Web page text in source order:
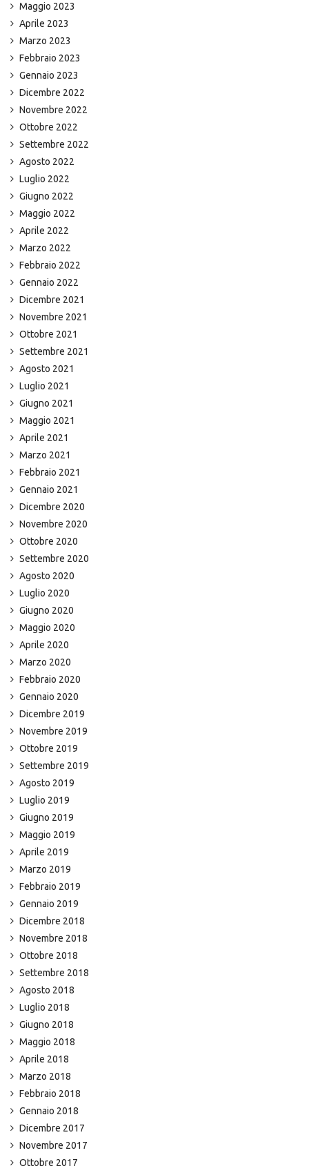
Maggio 2023
Aprile 2023
Marzo 2023
Febbraio 2023
Gennaio 2023
Dicembre 2022
Novembre 2022
Ottobre 2022
Settembre 2022
Agosto 2022
Luglio 2022
Giugno 2022
Maggio 2022
Aprile 2022
Marzo 2022
Febbraio 2022
Gennaio 2022
Dicembre 2021
Novembre 2021
Ottobre 2021
Settembre 2021
Agosto 2021
Luglio 2021
Giugno 2021
Maggio 2021
Aprile 2021
Marzo 2021
Febbraio 2021
Gennaio 2021
Dicembre 2020
Novembre 2020
Ottobre 2020
Settembre 2020
Agosto 2020
Luglio 2020
Giugno 2020
Maggio 2020
Aprile 2020
Marzo 2020
Febbraio 2020
Gennaio 2020
Dicembre 2019
Novembre 2019
Ottobre 2019
Settembre 2019
Agosto 2019
Luglio 2019
Giugno 2019
Maggio 2019
Aprile 2019
Marzo 2019
Febbraio 2019
Gennaio 2019
Dicembre 2018
Novembre 2018
Ottobre 2018
Settembre 2018
Agosto 2018
Luglio 2018
Giugno 2018
Maggio 2018
Aprile 2018
Marzo 2018
Febbraio 2018
Gennaio 2018
Dicembre 2017
Novembre 2017
Ottobre 2017